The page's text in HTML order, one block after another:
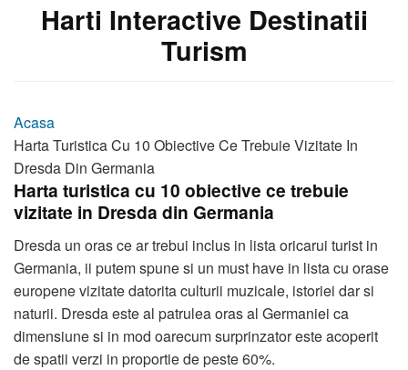
Harti Interactive Destinatii
Turism
Acasa
Harta Turistica Cu 10 Obiective Ce Trebuie Vizitate In
Dresda Din Germania
Harta turistica cu 10 obiective ce trebuie
vizitate in Dresda din Germania
Dresda un oras ce ar trebui inclus in lista oricarui turist in
Germania, ii putem spune si un must have in lista cu orase
europene vizitate datorita culturii muzicale, istoriei dar si
naturii. Dresda este al patrulea oras al Germaniei ca
dimensiune si in mod oarecum surprinzator este acoperit
de spatii verzi in proportie de peste 60%.